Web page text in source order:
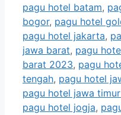
pagu hotel batam,
bogor, pagu hotel
pagu hotel jakarta,
jawa barat, pagu
barat 2023, pagu
tengah, pagu hotel
pagu hotel jawa
pagu hotel jogja,